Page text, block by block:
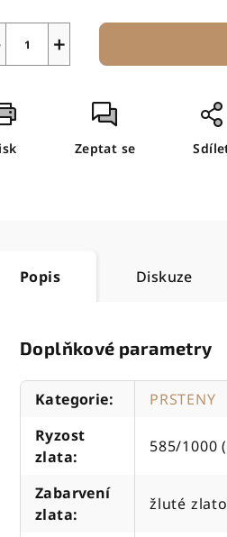
+
Zeptat se
Popis Diskuze
Doplňkové parametry
Kategorie:
PRSTENY
Ryzost
zlata:
585/1000
Zabarvení
zlata:
žluté zlato